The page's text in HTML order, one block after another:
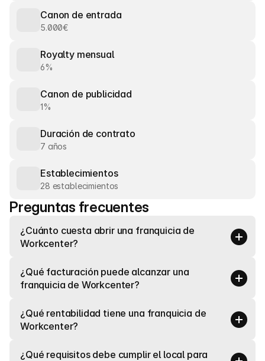
Canon de entrada
5.000€
Royalty mensual
6%
Canon de publicidad
1%
Duración de contrato
7 años
Establecimientos
28 establecimientos
Preguntas frecuentes
¿Cuánto cuesta abrir una franquicia de
Workcenter?
¿Qué facturación puede alcanzar una
franquicia de Workcenter?
¿Qué rentabilidad tiene una franquicia de
Workcenter?
¿Qué requisitos debe cumplir el local para